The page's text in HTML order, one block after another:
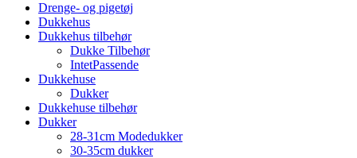
Drenge- og pigetøj
Dukkehus
Dukkehus tilbehør
Dukke Tilbehør
IntetPassende
Dukkehuse
Dukker
Dukkehuse tilbehør
Dukker
28-31cm Modedukker
30-35cm dukker